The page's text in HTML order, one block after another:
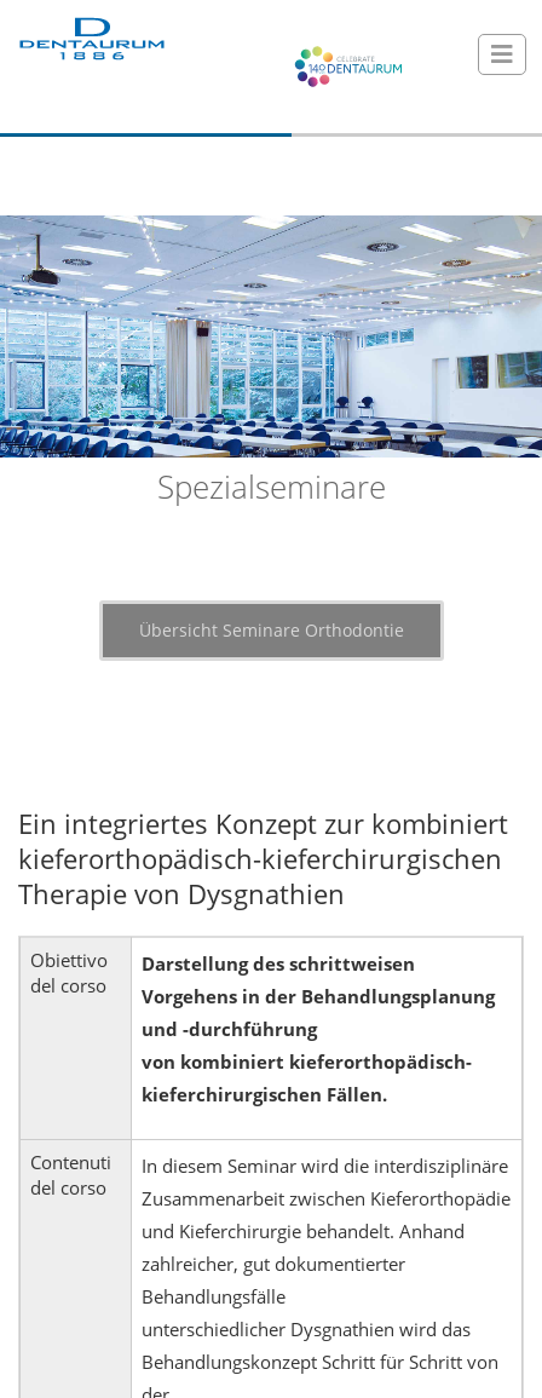
Spezialseminare
Übersicht Seminare Orthodontie
Ein integriertes Konzept zur kombiniert
kieferorthopädisch-kieferchirurgischen
Therapie von Dysgnathien
Obiettivo
del corso
Darstellung des schrittweisen
Vorgehens in der Behandlungsplanung
und -durchführung
von kombiniert kieferorthopädisch-
kieferchirurgischen Fällen.
Contenuti
del corso
In diesem Seminar wird die interdisziplinäre
Zusammenarbeit zwischen Kieferorthopädie
und Kieferchirurgie behandelt. Anhand
zahlreicher, gut dokumentierter
Behandlungsfälle
unterschiedlicher Dysgnathien wird das
Behandlungskonzept Schritt für Schritt von